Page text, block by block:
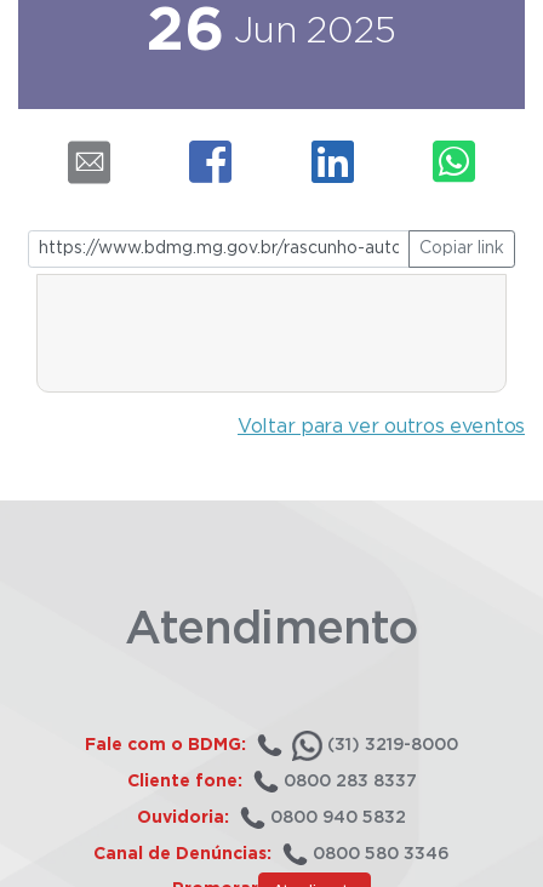
26 Jun 2025
Copiar link
Voltar para ver outros eventos
Atendimento
Fale com o BDMG: (31) 3219-8000
Cliente fone: 0800 283 8337
Ouvidoria: 0800 940 5832
Canal de Denúncias: 0800 580 3346